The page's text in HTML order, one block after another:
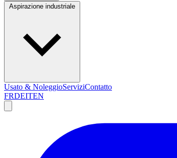
Usato & NoleggioServiziContatto
FRDEITEN